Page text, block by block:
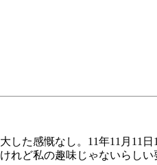
た感慨なし。11年11月11
れど私の趣味じゃないらしい